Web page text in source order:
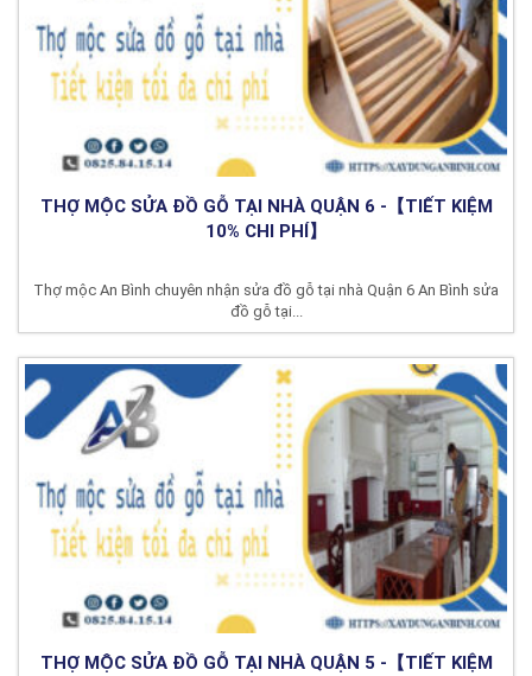
THỢ MỘC SỬA ĐỒ GỖ TẠI NHÀ QUẬN 6 -【TIẾT KIỆM
10% CHI PHÍ】
Thợ mộc An Bình chuyên nhận sửa đồ gỗ tại nhà Quận 6 An Bình sửa
đồ gỗ tại...
THỢ MỘC SỬA ĐỒ GỖ TẠI NHÀ QUẬN 5 -【TIẾT KIỆM